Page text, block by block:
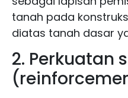
tanah pada
diatas tanah dasar
2. Perkuatan